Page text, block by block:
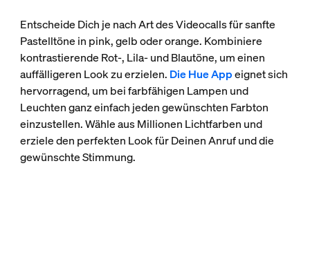
Entscheide Dich je nach Art des Videocalls für sanfte
Pastelltöne in pink, gelb oder orange. Kombiniere
kontrastierende Rot-, Lila- und Blautöne, um einen
auffälligeren Look zu erzielen. Die Hue Appeignet sich
hervorragend, um bei farbfähigen Lampen und
Leuchten ganz einfach jeden gewünschten Farbton
einzustellen. Wähle aus Millionen Lichtfarben und
erziele den perfekten Look für Deinen Anruf und die
gewünschte Stimmung.